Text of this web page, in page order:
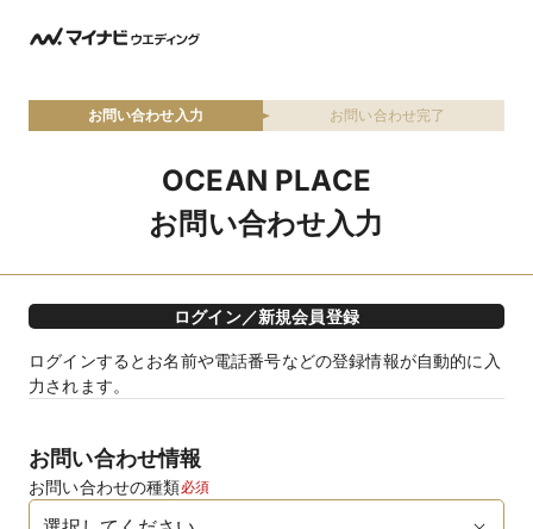
お問い合わせ入力 お問い合わせ完了
OCEAN PLACE
お問い合わせ入力
ログイン／新規会員登録
ログインするとお名前や電話番号などの登録情報が自動的に入
力されます。
お問い合わせ情報
お問い合わせの種類必須